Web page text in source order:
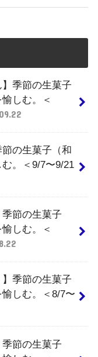
】季節の生菓子
愉しむ。＜
節の生菓子（和
。＜9/7〜9/21
季節の生菓子
愉しむ。＜
】季節の生菓子
愉しむ。＜8/7〜
季節の生菓子